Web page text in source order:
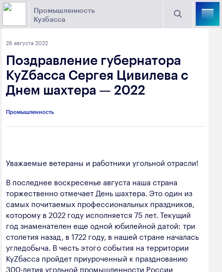
Промышленность
Кузбасса
Поиск
Торговая площадка Кузбасса
Выберите отрасль
Угольная промышленность
Электроэнергетика
Машиностроение
Промышленность строительных материалов
Добыча общераспространенных
полезных ископаемых
Лёгкая промышленность
Лесная промышленность
Новости
+7 (3842) 58-78-61
dprom@ako.ru
Создание сайта — Мэйк
26 августа 2022
Поздравление губернатора
КуZбасса Сергея Цивилева с
Днем шахтера — 2022
Промышленность
Уважаемые ветераны и работники угольной отрасли!
В последнее воскресенье августа наша страна
торжественно отмечает День шахтера. Это один из
самых почитаемых профессиональных праздников,
которому в 2022 году исполняется 75 лет. Текущий
год знаменателен еще одной юбилейной датой: три
столетия назад, в 1722 году, в нашей стране началась
угледобыча. В честь этого события на территории
КуZбасса пройдет приуроченный к празднованию
300-летия угольной промышленности России